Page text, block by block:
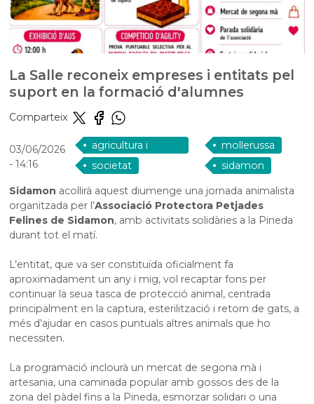
La Salle reconeix empreses i entitats pel
suport en la formació d'alumnes
Comparteix
03/06/2026
- 14:16
agricultura i
ramaderia
societat
mollerussa
sidamon
Sidamon acollirà aquest diumenge una jornada animalista
organitzada per l’Associació Protectora Petjades
Felines de Sidamon, amb activitats solidàries a la Pineda
durant tot el matí.
L’entitat, que va ser constituïda oficialment fa
aproximadament un any i mig, vol recaptar fons per
continuar la seua tasca de protecció animal, centrada
principalment en la captura, esterilització i retorn de gats, a
més d’ajudar en casos puntuals altres animals que ho
necessiten.
La programació inclourà un mercat de segona mà i
artesania, una caminada popular amb gossos des de la
zona del pàdel fins a la Pineda, esmorzar solidari o una